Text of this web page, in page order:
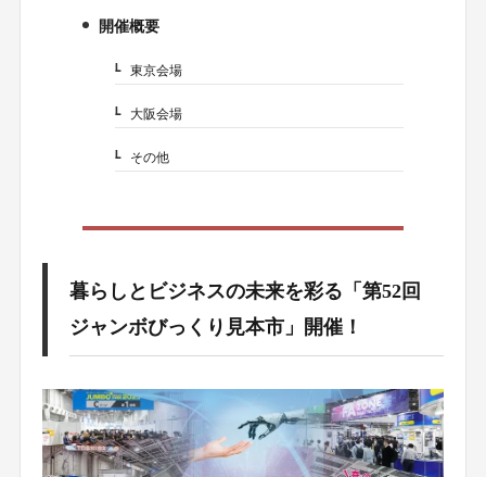
5.
開催概要
5-1.東京会場
5-2.大阪会場
5-3.その他
暮らしとビジネスの未来を彩る「第52回
ジャンボびっくり見本市」開催！